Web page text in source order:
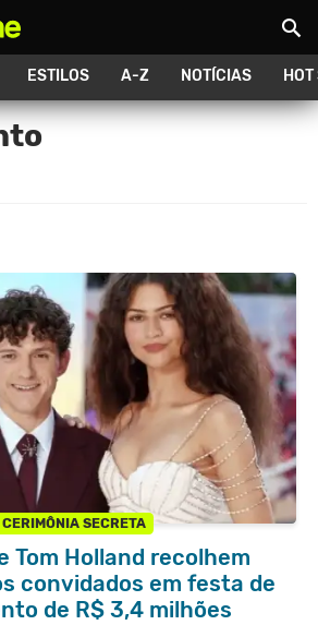
ESTILOS A-Z NOTÍCIAS
CERIMÔNIA SECRETA
Tom Holland recolhem
convidados em festa de
de R$ 3,4 milhões